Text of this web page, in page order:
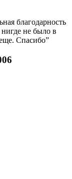
благодарность
не было в
Спасибо”